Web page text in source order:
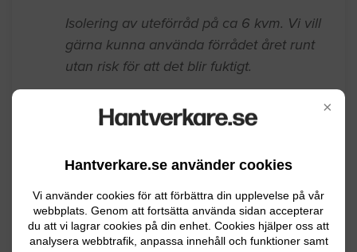
×
Hantverkare.se använder cookies
Vi använder cookies för att förbättra din upplevelse på vår
webbplats. Genom att fortsätta använda sidan accepterar
du att vi lagrar cookies på din enhet. Cookies hjälper oss att
analysera webbtrafik, anpassa innehåll och funktioner samt
Isolering
Isolering av uteförråd på ca 6 kvm. Vi vill
gärna kunna använda förrådet året runt
Uppsala 11.20.2025 09:46
Isolering
Hej, Jag önskar tilläggsisolera vind. Villa